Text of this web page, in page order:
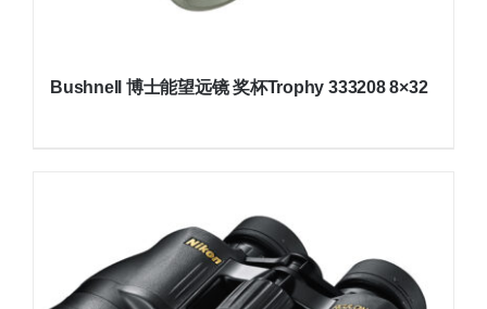
Bushnell 博士能望远镜 奖杯Trophy 333208 8×32